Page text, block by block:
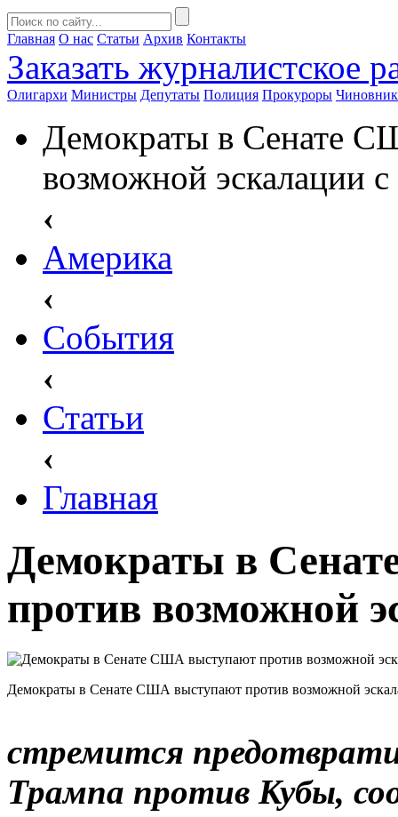
Главная О нас Статьи Архив Контакты
Заказать журналистское
Олигархи Министры Депутаты Полиция Прокуроры
Демократы в Сенате
возможной эскалации
‹
Америка
‹
События
‹
Статьи
‹
Главная
Демократы в
против возможной
Демократы в Сенате США выступают против возможной
стремится
Трампа против Кубы,